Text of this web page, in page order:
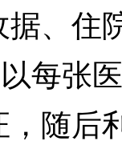
、住
每张
随后